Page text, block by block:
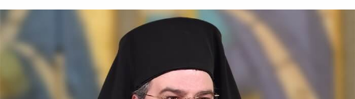
Sfântul Ierarh Emilian
Mărturisitorul,
Episcopul Cizicului